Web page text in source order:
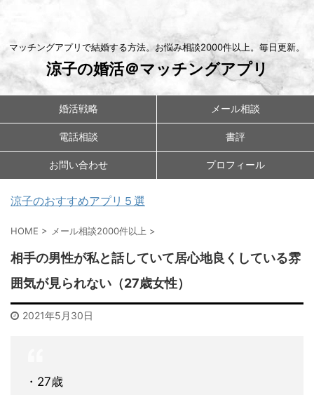
マッチングアプリで結婚する方法。お悩み相談2000件以上。毎日更新。
涼子の婚活＠マッチングアプリ
婚活戦略 メール相談
電話相談 書評
お問い合わせ プロフィール
涼子のおすすめアプリ５選
HOME > メール相談2000件以上 >
相手の男性が私と話していて居心地良くしている雰
囲気が見られない（27歳女性）
2021年5月30日
・27歳